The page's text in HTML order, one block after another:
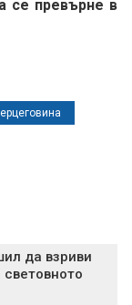
се превърне в
да взриви